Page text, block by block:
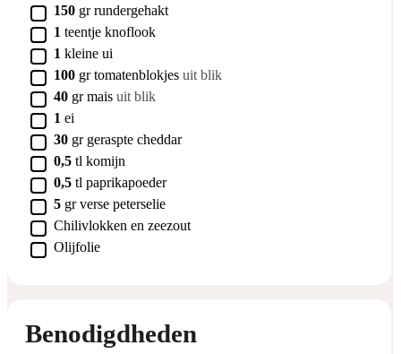
▢
150 gr rundergehakt
▢
1 teentje knoflook
▢
1 kleine ui
▢
100 gr tomatenblokjes uit blik
▢
40 gr mais uit blik
▢
1 ei
▢
30 gr geraspte cheddar
▢
0,5 tl komijn
▢
0,5 tl paprikapoeder
▢
5 gr verse peterselie
▢
Chilivlokken en zeezout
▢
Olijfolie
Benodigdheden